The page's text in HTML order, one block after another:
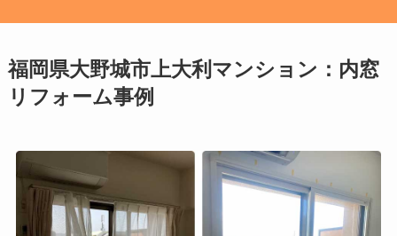
福岡県大野城市上大利マンション：内窓
リフォーム事例